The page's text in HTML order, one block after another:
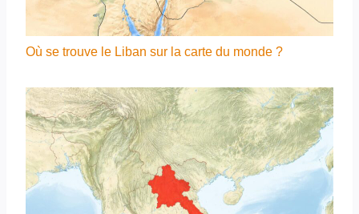
Où se trouve le Liban sur la carte du monde ?